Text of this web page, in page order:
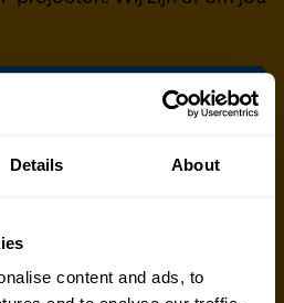
Details About
content and ads, to
security expert
Nu bellen